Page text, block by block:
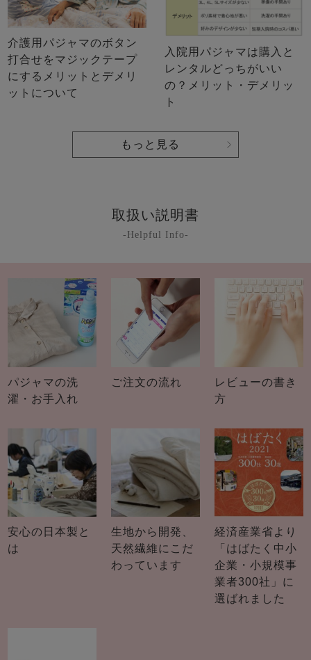
介護用パジャマのボタン
打合せをマジックテープ
にするメリットとデメリ
ットについて
入院用パジャマは購入と
レンタルどっちがいい
の？メリット・デメリッ
ト
もっと見る
取扱い説明書
-Helpful Info-
パジャマの洗
濯・お手入れ
ご注文の流れ
レビューの書き
方
安心の日本製と
は
生地から開発、
天然繊維にこだ
わっています
経済産業省より
「はばたく中小
企業・小規模事
業者300社」に
選ばれました